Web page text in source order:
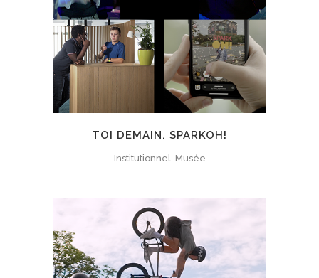
TOI DEMAIN. SPARKOH!
Institutionnel, Musée